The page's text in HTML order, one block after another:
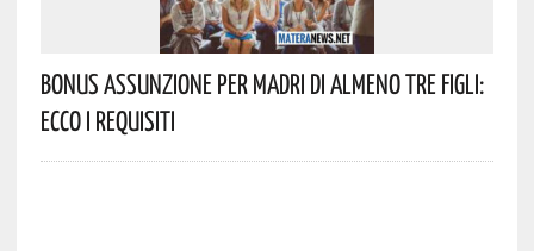
Bonus Assunzione Per Madri Di Almeno Tre Figli:
Ecco I Requisiti